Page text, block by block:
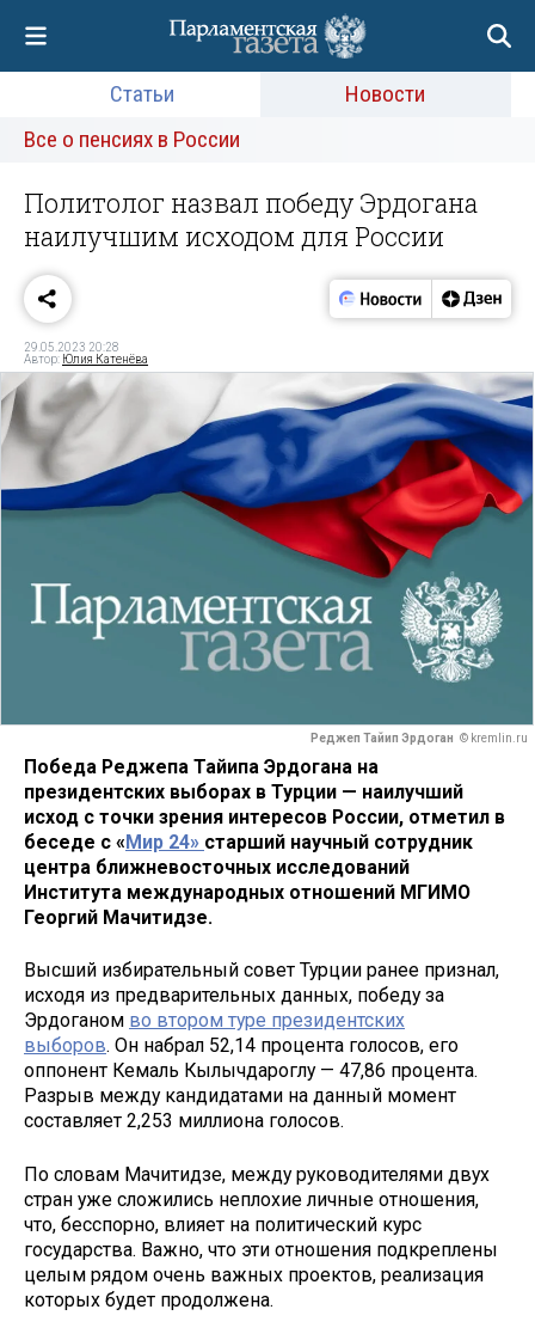
Статьи
Новости
Все о пенсиях в России
Политолог назвал победу Эрдогана
наилучшим исходом для России
29.05.2023 20:28
Автор: Юлия Катенёва
Реджеп Тайип Эрдоган © kremlin.ru
Победа Реджепа Тайипа Эрдогана на
президентских выборах в Турции — наилучший
исход с точки зрения интересов России, отметил в
беседе с «Мир 24» старший научный сотрудник
центра ближневосточных исследований
Института международных отношений МГИМО
Георгий Мачитидзе.
Высший избирательный совет Турции ранее признал,
исходя из предварительных данных, победу за
Эрдоганом во втором туре президентских
выборов. Он набрал 52,14 процента голосов, его
оппонент Кемаль Кылычдароглу — 47,86 процента.
Разрыв между кандидатами на данный момент
составляет 2,253 миллиона голосов.
По словам Мачитидзе, между руководителями двух
стран уже сложились неплохие личные отношения,
что, бесспорно, влияет на политический курс
государства. Важно, что эти отношения подкреплены
целым рядом очень важных проектов, реализация
которых будет продолжена.